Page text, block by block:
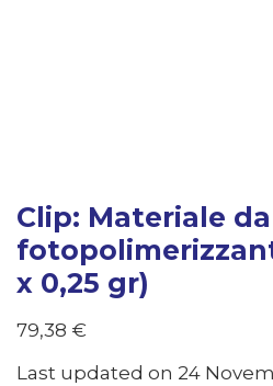
Clip: Materiale
x 0,25 gr)
79,38 €
Last updated on 24